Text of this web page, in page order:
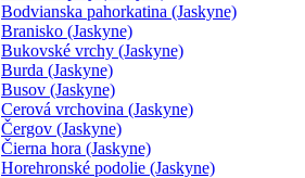
Bodvianska pahorkatina (Jaskyne)
Branisko (Jaskyne)
Bukovské vrchy (Jaskyne)
Burda (Jaskyne)
Busov (Jaskyne)
Cerová vrchovina (Jaskyne)
Čergov (Jaskyne)
Čierna hora (Jaskyne)
Horehronské podolie (Jaskyne)